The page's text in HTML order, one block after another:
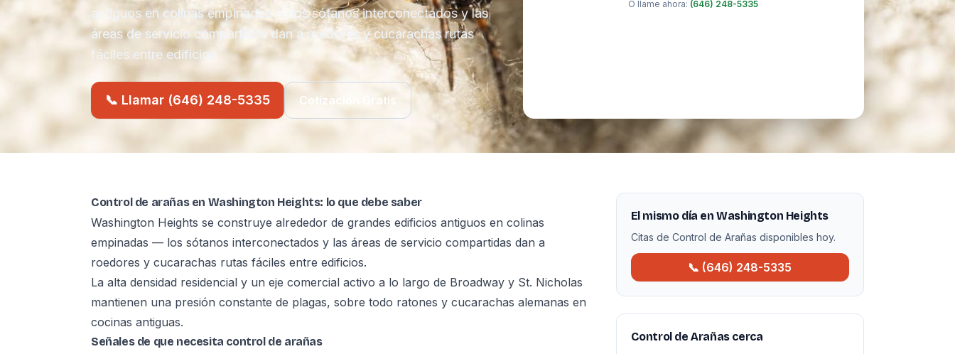
antiguos en colinas empinadas — los sótanos interconectados y las
áreas de servicio compartidas dan a roedores y cucarachas rutas
fáciles entre edificios.
📞 Llamar (646) 248-5335 Cotización Gratis
O llame ahora: (646) 248-5335
Control de arañas en Washington Heights: lo que debe saber
Washington Heights se construye alrededor de grandes edificios antiguos en colinas
empinadas — los sótanos interconectados y las áreas de servicio compartidas dan a
roedores y cucarachas rutas fáciles entre edificios.
La alta densidad residencial y un eje comercial activo a lo largo de Broadway y St. Nicholas
mantienen una presión constante de plagas, sobre todo ratones y cucarachas alemanas en
cocinas antiguas.
Señales de que necesita control de arañas
El mismo día en Washington Heights
Citas de Control de Arañas disponibles hoy.
📞 (646) 248-5335
Control de Arañas cerca